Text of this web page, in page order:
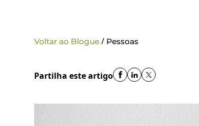
Voltar ao Blogue / Pessoas
Partilha este artigo